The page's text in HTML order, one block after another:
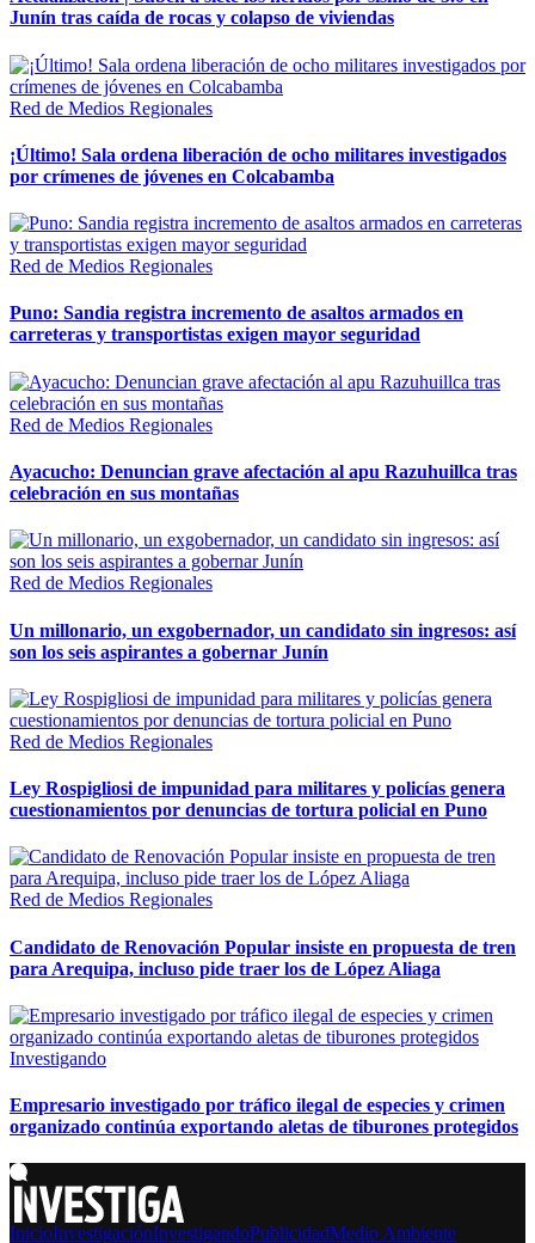
Junín tras caída de rocas y colapso de viviendas
Red de Medios Regionales
¡Último! Sala ordena liberación de ocho militares investigados
por crímenes de jóvenes en Colcabamba
Red de Medios Regionales
Puno: Sandia registra incremento de asaltos armados en
carreteras y transportistas exigen mayor seguridad
Red de Medios Regionales
Ayacucho: Denuncian grave afectación al apu Razuhuillca tras
celebración en sus montañas
Red de Medios Regionales
Un millonario, un exgobernador, un candidato sin ingresos: así
son los seis aspirantes a gobernar Junín
Red de Medios Regionales
Ley Rospigliosi de impunidad para militares y policías genera
cuestionamientos por denuncias de tortura policial en Puno
Red de Medios Regionales
Candidato de Renovación Popular insiste en propuesta de tren
para Arequipa, incluso pide traer los de López Aliaga
Investigando
Empresario investigado por tráfico ilegal de especies y crimen
organizado continúa exportando aletas de tiburones protegidos
InicioInvestigaciónInvestigandoPublicidadMedio Ambiente